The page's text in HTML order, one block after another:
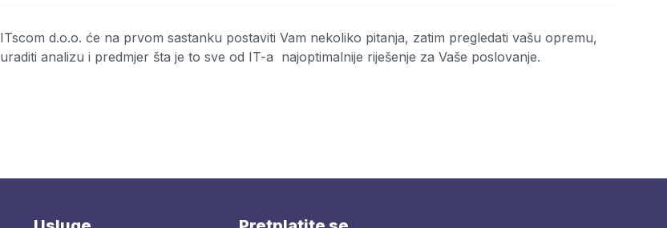
ITscom d.o.o. će na prvom sastanku postaviti Vam nekoliko pitanja, zatim pregledati vašu opremu,
uraditi analizu i predmjer šta je to sve od IT-a najoptimalnije riješenje za Vaše poslovanje.